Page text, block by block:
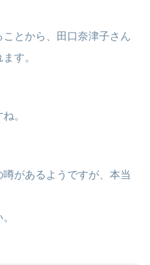
とから、田口奈津子さん
す。
。
噂があるようですが、本当